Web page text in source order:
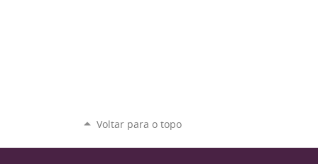
Voltar para o topo